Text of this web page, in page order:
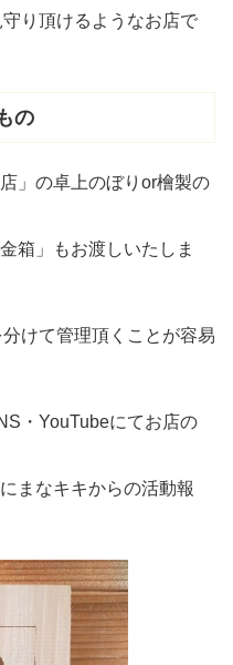
り頂けるようなお店で
の
」の卓上のぼりor檜製の
箱」もお渡しいたしま
けて管理頂くことが容易
・YouTubeにてお店の
まなキキからの活動報